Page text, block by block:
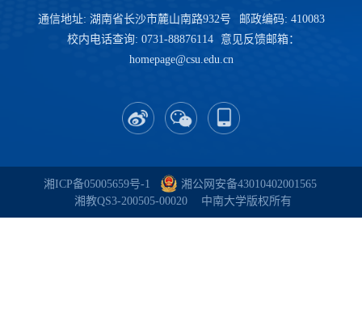
通信地址: 湖南省长沙市麓山南路932号
邮政编码: 410083
校内电话查询: 0731-88876114
意见反馈邮箱：
homepage@csu.edu.cn
湘ICP备05005659号-1
湘公网安备43010402001565
湘教QS3-200505-00020
中南大学版权所有